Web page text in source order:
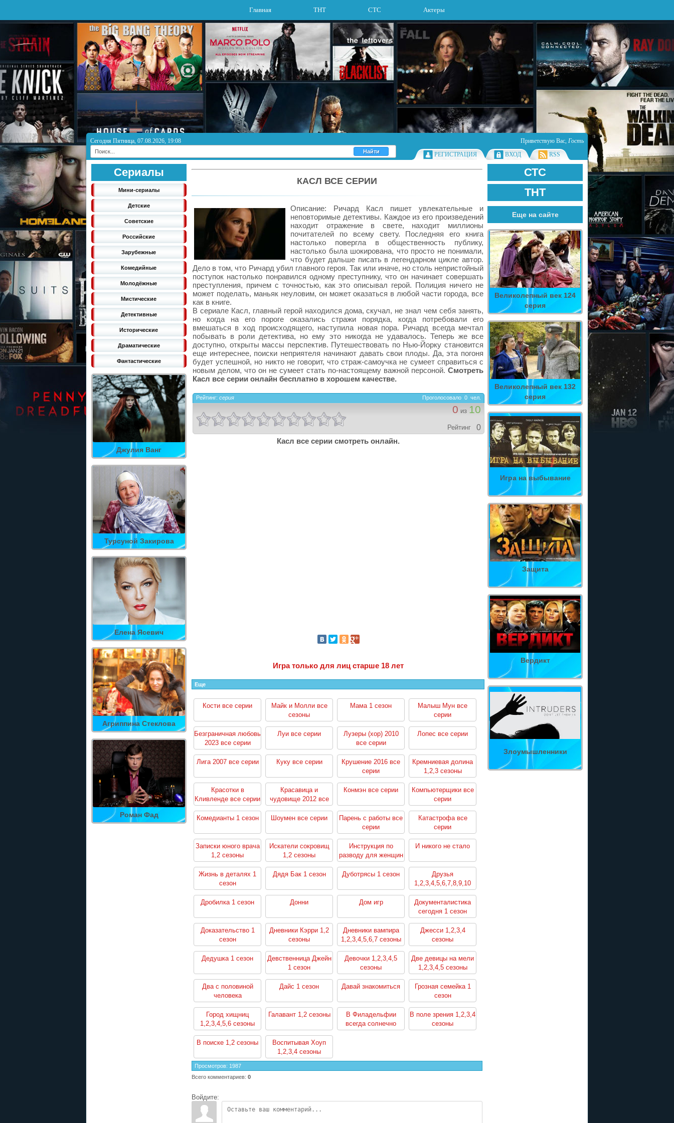
Главная ТНТ СТС Актеры
Сегодня Пятница, 07.08.2026, 19:08 Приветствую Вас, Гость
РЕГИСТРАЦИЯ
ВХОД RSS
Сериалы
Мини-сериалы
Детские
Советские
Российские
Зарубежные
Комедийные
Молодёжные
Мистические
Детективные
Исторические
Драматические
Фантастические
Джулия Ванг
Турсуной Закирова
Елена Ясевич
Агриппина Стеклова
Роман Фад
СТС
ТНТ
Еще на сайте
Великолепный век 124
серия
Великолепный век 132
серия
Игра на выбывание
Защита
Вердикт
Злоумышленники
КАСЛ ВСЕ СЕРИИ
Описание: Ричард Касл пишет увлекательные и
неповторимые детективы. Каждое из его произведений
находит отражение в свете, находит миллионы
почитателей по всему свету. Последняя его книга
настолько повергла в общественность публику,
настолько была шокирована, что просто не понимали,
что будет дальше писать в легендарном цикле автор.
Дело в том, что Ричард убил главного героя. Так или иначе, но столь непристойный
поступок настолько понравился одному преступнику, что он начинает совершать
преступления, причем с точностью, как это описывал герой. Полиция ничего не
может поделать, маньяк неуловим, он может оказаться в любой части города, все
как в книге.
В сериале Касл, главный герой находился дома, скучал, не знал чем себя занять,
но когда на его пороге оказались стражи порядка, когда потребовали его
вмешаться в ход происходящего, наступила новая пора. Ричард всегда мечтал
побывать в роли детектива, но ему это никогда не удавалось. Теперь же все
доступно, открыты массы перспектив. Путешествовать по Нью-Йорку становится
еще интереснее, поиски неприятеля начинают давать свои плоды. Да, эта погоня
будет успешной, но никто не говорит, что страж-самоучка не сумеет справиться с
новым делом, что он не сумеет стать по-настоящему важной персоной. Смотреть
Касл все серии онлайн бесплатно в хорошем качестве.
Рейтинг: серия Проголосовало 0 чел.
0 из 10
Рейтинг
0
Касл все серии смотреть онлайн.
Игра только для лиц старше 18 лет
Еще
Кости все серии
Майк и Молли все
сезоны
Мама 1 сезон
Малыш Мун все
серии
Безграничная любовь
2023 все серии
Луи все серии
Лузеры (хор) 2010
все серии
Лопес все серии
Лига 2007 все серии Куку все серии
Крушение 2016 все
серии
Кремниевая долина
1,2,3 сезоны
Красотки в
Кливленде все серии
Красавица и
чудовище 2012 все
серии
Конмэн все серии
Компьютерщики все
серии
Комедианты 1 сезон Шоумен все серии
Парень с работы все
серии
Катастрофа все
серии
Записки юного врача
1,2 сезоны
Искатели сокровищ
1,2 сезоны
Инструкция по
разводу для женщин
1,2 сезоны
И никого не стало
Жизнь в деталях 1
сезон
Дядя Бак 1 сезон Дуботрясы 1 сезон
Друзья
1,2,3,4,5,6,7,8,9,10
сезоны
Дробилка 1 сезон
Донни Дом игр
Документалистика
сегодня 1 сезон
Доказательство 1
сезон
Дневники Кэрри 1,2
сезоны
Дневники вампира
1,2,3,4,5,6,7 сезоны
Джесси 1,2,3,4
сезоны
Дедушка 1 сезон
Девственница Джейн
1 сезон
Девочки 1,2,3,4,5
сезоны
Две девицы на мели
1,2,3,4,5 сезоны
Два с половиной
человека
1,2,3,4,5,6,7,8,9,10,11,12
сезоны
Дайс 1 сезон Давай знакомиться
Грозная семейка 1
сезон
Город хищниц
1,2,3,4,5,6 сезоны
Галавант 1,2 сезоны
В Филадельфии
всегда солнечно
1,2,3,4,5,6,7,8,9,10,11
В поле зрения 1,2,3,4
сезоны
В поиске 1,2 сезоны
Воспитывая Хоуп
1,2,3,4 сезоны
Просмотров: 1987
Всего комментариев: 0
Войдите: